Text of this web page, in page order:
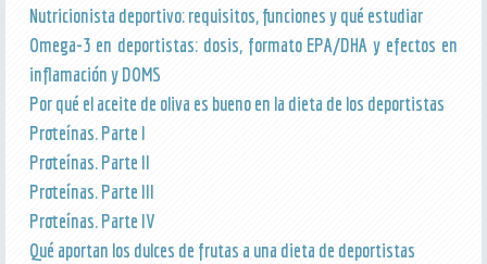
Nutricionista deportivo: requisitos, funciones y qué estudiar
Omega-3 en deportistas: dosis, formato EPA/DHA y efectos en
inflamación y DOMS
Por qué el aceite de oliva es bueno en la dieta de los deportistas
Proteínas. Parte I
Proteínas. Parte II
Proteínas. Parte III
Proteínas. Parte IV
Qué aportan los dulces de frutas a una dieta de deportistas